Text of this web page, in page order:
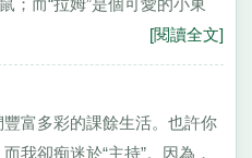
；而“拉姆”是個可愛的小東
[閱讀全文]
富多彩的課餘生活。也許你
我卻痴迷於“主持”。因為，